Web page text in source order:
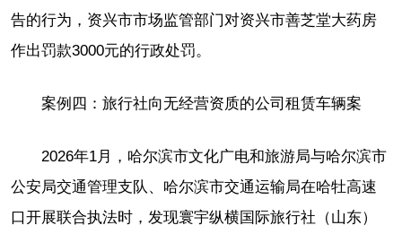
告的行为，资兴市市场监管部门对资兴市善芝堂大药房
作出罚款3000元的行政处罚。
案例四：旅行社向无经营资质的公司租赁车辆案
2026年1月，哈尔滨市文化广电和旅游局与哈尔滨市
公安局交通管理支队、哈尔滨市交通运输局在哈牡高速
口开展联合执法时，发现寰宇纵横国际旅行社（山东）